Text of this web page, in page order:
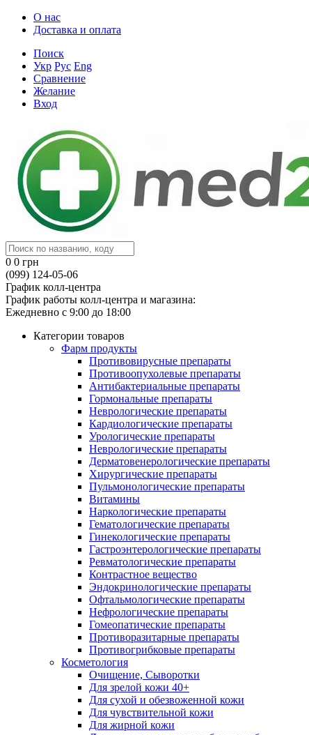
О нас
Доставка и оплата
Поиск
Укр Рус Eng
Сравнение
Желание
Вход
0 0 грн
(099) 124-05-06
График колл-центра
График работы колл-центра и магазина:
Ежедневно с 9:00 до 18:00
Категории товаров
Фарм продукты
Противовирусные препараты
Противоопухолевые препараты
Антибактериальные препараты
Гормональные препараты
Неврологические препараты
Кардиологические препараты
Урологические препараты
Неврологические препараты
Дерматовенерологические препараты
Хирургические препараты
Пульмонологические препараты
Витамины
Наркологические препараты
Гематологические препараты
Гинекологические препараты
Гастроэнтерологические препараты
Ревматологические препараты
Контрастное вещество
Эндокринологические препараты
Офтальмологические препараты
Нефрологические препараты
Гомеопатические препараты
Противоразитарные препараты
Противогрибковые препараты
Косметология
Очищение, Сыворотки
Для зрелой кожи 40+
Для сухой и обезвоженной кожи
Для чувствительной кожи
Для жирной кожи